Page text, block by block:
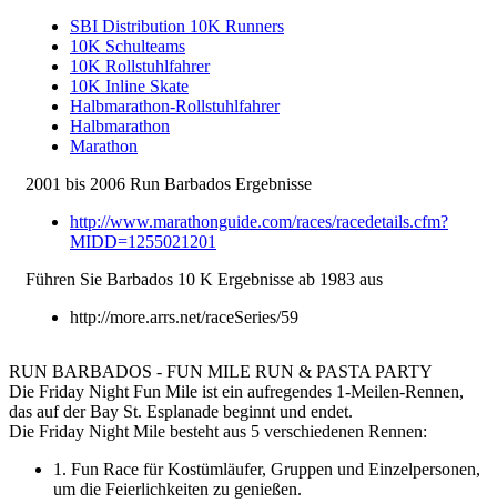
SBI Distribution 10K Runners
10K Schulteams
10K Rollstuhlfahrer
10K Inline Skate
Halbmarathon-Rollstuhlfahrer
Halbmarathon
Marathon
2001 bis 2006 Run Barbados Ergebnisse
http://www.marathonguide.com/races/racedetails.cfm?
MIDD=1255021201
Führen Sie Barbados 10 K Ergebnisse ab 1983 aus
http://more.arrs.net/raceSeries/59
RUN BARBADOS - FUN MILE RUN & PASTA PARTY
Die Friday Night Fun Mile ist ein aufregendes 1-Meilen-Rennen,
das auf der Bay St. Esplanade beginnt und endet.
Die Friday Night Mile besteht aus 5 verschiedenen Rennen:
1. Fun Race für Kostümläufer, Gruppen und Einzelpersonen,
um die Feierlichkeiten zu genießen.